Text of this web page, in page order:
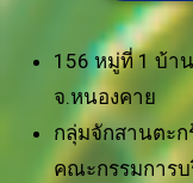
156 หมู่ที่ 1 บ้า
จ.หนองคาย
กลุ่มจักสานตะก
คณะกรรมการ